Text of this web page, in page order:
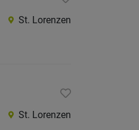
St. Lorenzen
St. Lorenzen